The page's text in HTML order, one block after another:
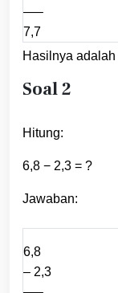
—–
7,7
Hasilnya adalah
Soal 2
Hitung:
6,8 − 2,3 = ?
Jawaban:
6,8
– 2,3